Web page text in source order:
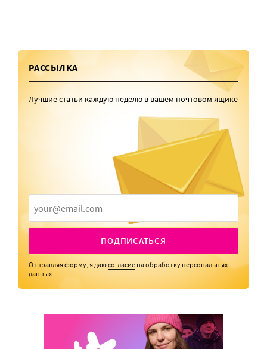
РАССЫЛКА
Лучшие статьи каждую неделю в вашем почтовом ящике
ПОДПИСАТЬСЯ
Отправляя форму, я даюсогласие на обработку персональных
данных